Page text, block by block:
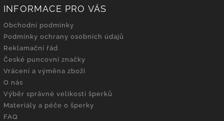
INFORMACE PRO VÁS
Obchodní podmínky
Podmínky ochrany osobních údajů
Reklamační řád
České puncovní značky
Vrácení a výměna zboží
O nás
Výběr správné velikosti šperků
Materiály a péče o šperky
FAQ